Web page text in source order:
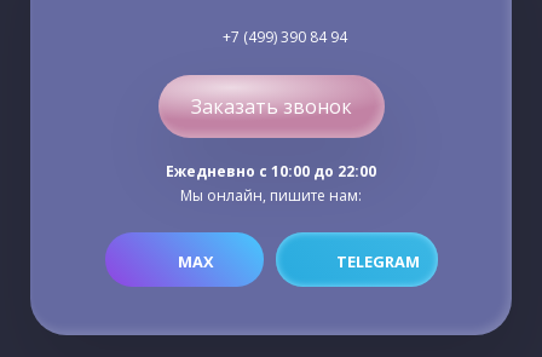
+7 (499) 390 84 94
Заказать звонок
Ежедневно c 10:00 до 22:00
Мы онлайн, пишите нам:
MAX TELEGRAM